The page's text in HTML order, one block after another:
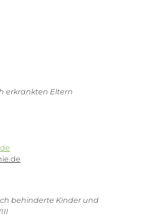
erkrankten Eltern
behinderte Kinder und